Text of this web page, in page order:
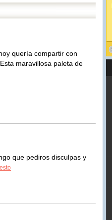
quería compartir con
maravillosa paleta de
que pediros disculpas y